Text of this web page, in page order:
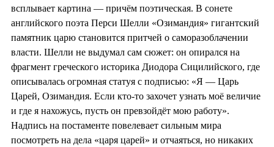
всплывает картина — причём поэтическая. В сонете
английского поэта Перси Шелли «Озимандия» гигантский
памятник царю становится притчей о саморазоблачении
власти. Шелли не выдумал сам сюжет: он опирался на
фрагмент греческого историка Диодора Сицилийского, где
описывалась огромная статуя с подписью: «Я — Царь
Царей, Озимандия. Если кто-то захочет узнать моё величие
и где я нахожусь, пусть он превзойдёт мою работу».
Надпись на постаменте повелевает сильным мира
посмотреть на дела «царя царей» и отчаяться, но никаких